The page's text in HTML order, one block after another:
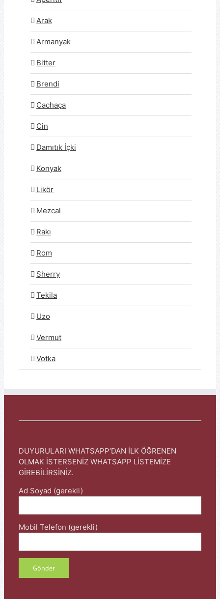
Arak
Armanyak
Bitter
Brendi
Cachaça
Cin
Damıtık İçki
Konyak
Likör
Mezcal
Rakı
Rom
Sherry
Tekila
Uzo
Vermut
Votka
DUYURULARI WHATSAPP’DAN İLK ÖĞRENEN
OLMAK İSTERSENİZ WHATSAPP LİSTEMİZE
GİREBİLİRSİNİZ.
Ad Soyad (gerekli)
Mobil Telefon (gerekli)